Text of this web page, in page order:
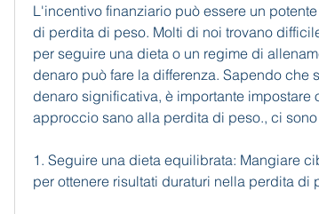
L'incentivo finanziario può essere un
di perdita di peso. Molti di noi trovano
per seguire una dieta o un regime di
denaro può fare la differenza. Sapendo che
denaro significativa, è importante impostare
approccio sano alla perdita di peso., ci
1. Seguire una dieta equilibrata: Mangiare
per ottenere risultati duraturi nella perdita di